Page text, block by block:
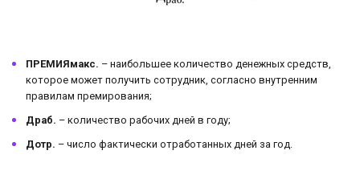
ПРЕМИЯмакс. – наибольшее количество денежных средств,
которое может получить сотрудник, согласно внутренним
правилам премирования;
Драб. – количество рабочих дней в году;
Дотр. – число фактически отработанных дней за год.